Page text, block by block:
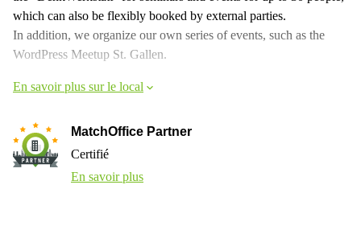
which can also be flexibly booked by external parties.
In addition, we organize our own series of events, such as the
WordPress Meetup St. Gallen.
En savoir plus sur le local
MatchOffice Partner
Certifié
En savoir plus